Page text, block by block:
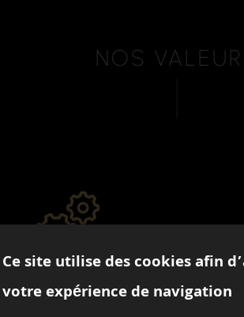
NOS
Ce site utilise des cookies afin
votre expérience de navigation